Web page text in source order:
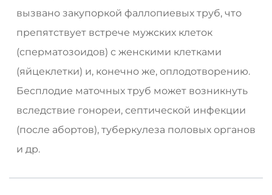
вызвано закупоркой фаллопиевых труб, что
препятствует встрече мужских клеток
(сперматозоидов) с женскими клетками
(яйцеклетки) и, конечно же, оплодотворению.
Бесплодие маточных труб может возникнуть
вследствие гонореи, септической инфекции
(после абортов), туберкулеза половых органов
и др.